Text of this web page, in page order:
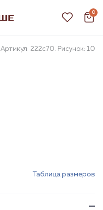
0
Артикул: 222с70. Рисунок: 10
Таблица размеров